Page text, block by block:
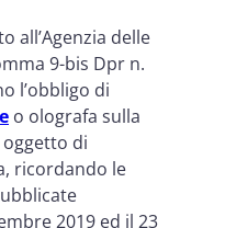
all’Agenzia delle
9-bis Dpr n.
l’obbligo di
o olografa sulla
di
ricordando le
2019 ed il 23